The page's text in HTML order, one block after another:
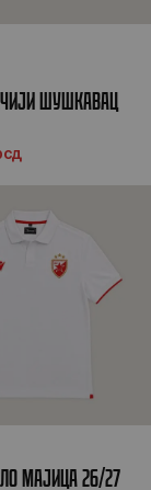
ШУШКАВАЦ
МАЈИЦА 26/27